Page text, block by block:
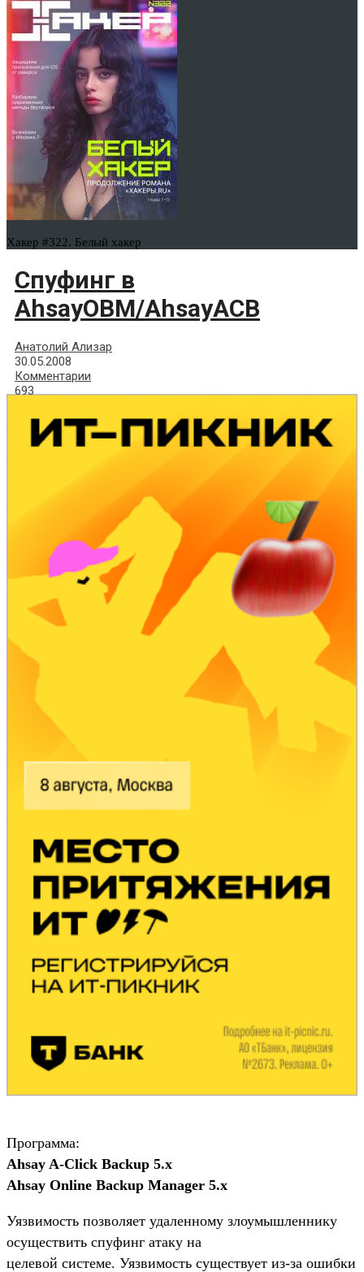
Хакер #322. Белый хакер
Спуфинг в
AhsayOBM/AhsayACB
Анатолий Ализар
30.05.2008
Комментарии
693
Программа:
Ahsay A-Click Backup 5.x
Ahsay Online Backup Manager 5.x
Уязвимость позволяет удаленному злоумышленнику
осуществить спуфинг атаку на
целевой системе. Уязвимость существует из-за ошибки